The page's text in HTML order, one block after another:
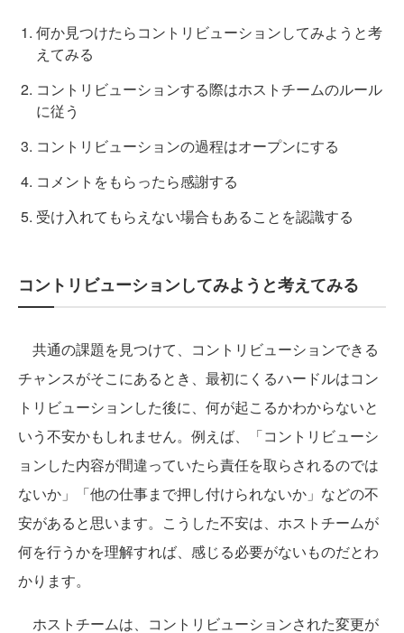
何か見つけたらコントリビューションしてみようと考
えてみる
コントリビューションする際はホストチームのルール
に従う
コントリビューションの過程はオープンにする
コメントをもらったら感謝する
受け入れてもらえない場合もあることを認識する
コントリビューションしてみようと考えてみる
共通の課題を見つけて、コントリビューションできる
チャンスがそこにあるとき、最初にくるハードルはコン
トリビューションした後に、何が起こるかわからないと
いう不安かもしれません。例えば、「コントリビューシ
ョンした内容が間違っていたら責任を取らされるのでは
ないか」「他の仕事まで押し付けられないか」などの不
安があると思います。こうした不安は、ホストチームが
何を行うかを理解すれば、感じる必要がないものだとわ
かります。
ホストチームは、コントリビューションされた変更が